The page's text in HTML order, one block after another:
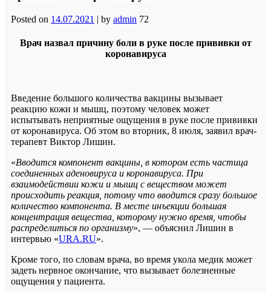
Posted on 14.07.2021 | by admin 72
Врач назвал причину боли в руке после прививки от
коронавируса
Введение большого количества вакцины вызывает
реакцию кожи и мышц, поэтому человек может
испытывать неприятные ощущения в руке после прививки
от коронавируса. Об этом во вторник, 8 июля, заявил врач-
терапевт Виктор Лишин.
«Вводится компонент вакцины, в котором есть частица
соединенных аденовируса и коронавируса. При
взаимодействии кожи и мышц с веществом может
происходить реакция, потому что вводится сразу большое
количество компонента. В месте инъекции большая
концентрация вещества, которому нужно время, чтобы
распределиться по организму», — объяснил Лишин в
интервью «URA.RU».
Кроме того, по словам врача, во время укола медик может
задеть нервное окончание, что вызывает болезненные
ощущения у пациента.